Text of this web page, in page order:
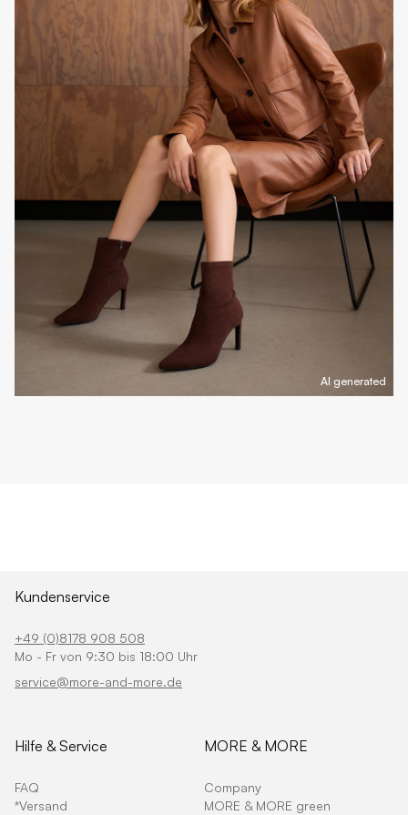
AI generated
Kundenservice
+49 (0)8178 908 508
Mo - Fr von 9:30 bis 18:00 Uhr
service@more-and-more.de
Hilfe & Service
FAQ
*Versand
MORE & MORE
Company
MORE & MORE green